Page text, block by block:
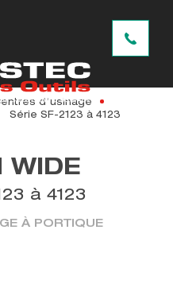
d'usinage
Série SF-2123 à 4123
WIDE
à 4123
À PORTIQUE